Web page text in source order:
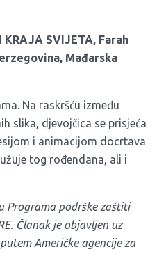
KRAJA SVIJETA, Farah
Mađarska
Na raskršću između
slika, djevojčica se prisjeća
i animacijom docrtava
tog rođendana, ali i
Programa podrške zaštiti
Članak je objavljen uz
Američke agencije za